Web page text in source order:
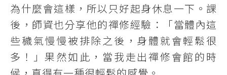
為什麼會這樣，所以只好起身休息一下。課
後，師資也分享他的禪修經驗：「當體內這
些穢氣慢慢被排除之後，身體就會輕鬆很
多！」果然如此，當我走出禪修會館的時